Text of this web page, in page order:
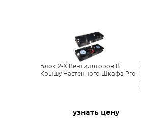
Блок 2-Х Вентиляторов В
Крышу Настенного Шкафа Pro
узнать цену